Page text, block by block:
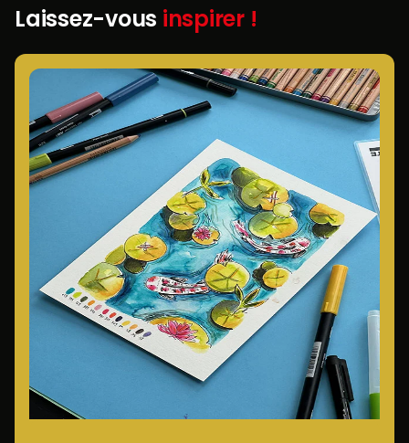
Laissez-vous inspirer !